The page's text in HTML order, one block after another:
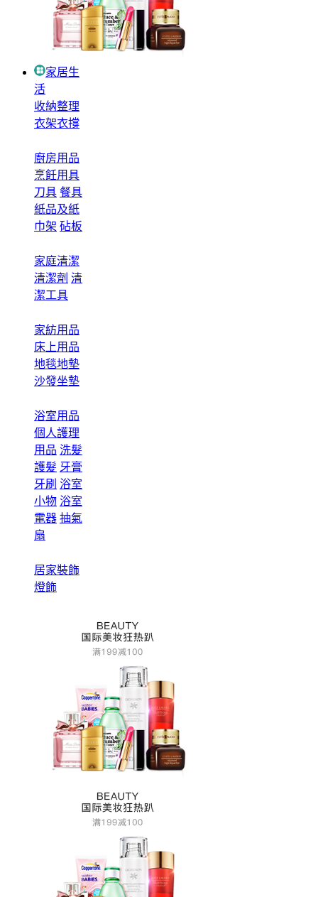
家居生
活
收納整理
衣架衣撐
廚房用品
烹飪用具
刀具 餐具
紙品及紙
巾架 砧板
家庭清潔
清潔劑 清
潔工具
家紡用品
床上用品
地毯地墊
沙發坐墊
浴室用品
個人護理
用品 洗髮
護髮 牙膏
牙刷 浴室
小物 浴室
電器 抽氣
扇
居家裝飾
燈飾